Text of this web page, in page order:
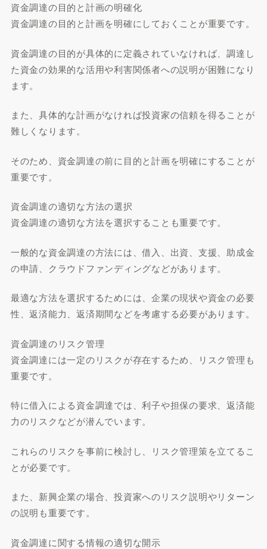
資金調達の目的と計画の明確化
資金調達の目的と計画を明確にしておくことが重要です。
資金調達の目的が具体的に定義されていなければ、調達し
た資金の効果的な活用や利害関係者への説明が困難になり
ます。
また、具体的な計画がなければ投資家の信頼を得ることが
難しくなります。
そのため、資金調達の前に目的と計画を明確にすることが
重要です。
資金調達の適切な方法の選択
資金調達の適切な方法を選択することも重要です。
一般的な資金調達の方法には、借入、出資、支援、助成金
の申請、クラウドファンディングなどがあります。
最適な方法を選択するためには、企業の現状や資金の必要
性、返済能力、返済期間などを考慮する必要があります。
資金調達のリスク管理
資金調達には一定のリスクが存在するため、リスク管理も
重要です。
特に借入による資金調達では、利子や担保の要求、返済能
力のリスクなどが潜んでいます。
これらのリスクを事前に検討し、リスク管理策を立てるこ
とが必要です。
また、新興企業の場合、投資家へのリスク説明やリターン
の説明も重要です。
資金調達に関する情報の適切な開示